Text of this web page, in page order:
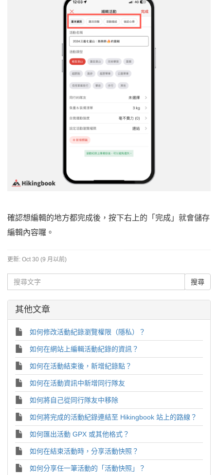
確認想編輯的地方都完成後，按下右上的「完成」就會儲存
編輯內容囉。
更新: Oct 30 (9 月以前)
其他文章
如何修改活動紀錄瀏覽權限（隱私）？
如何在網站上編輯活動紀錄的資訊？
如何在活動結束後，新增紀錄點？
如何在活動資訊中新增同行隊友
如何將自己從同行隊友中移除
如何將完成的活動紀錄連結至 Hikingbook 站上的路線？
如何匯出活動 GPX 或其他格式？
如何在結束活動時，分享活動快照？
如何分享任一筆活動的「活動快照」？